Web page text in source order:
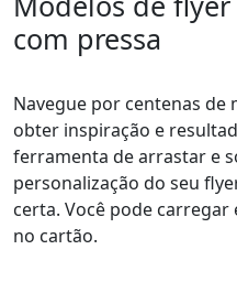
com pressa
Navegue por centenas
obter inspiração e
ferramenta de arrastar e
personalização do seu
certa. Você pode
no cartão.